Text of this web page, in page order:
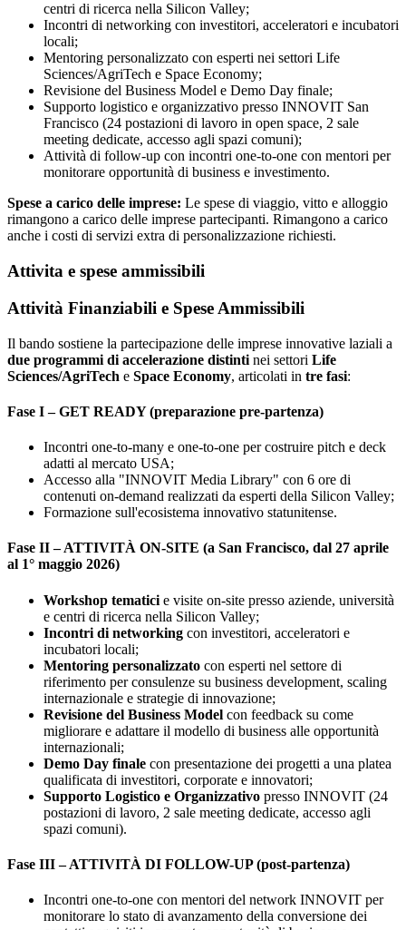
centri di ricerca nella Silicon Valley;
Incontri di networking con investitori, acceleratori e incubatori
locali;
Mentoring personalizzato con esperti nei settori Life
Sciences/AgriTech e Space Economy;
Revisione del Business Model e Demo Day finale;
Supporto logistico e organizzativo presso INNOVIT San
Francisco (24 postazioni di lavoro in open space, 2 sale
meeting dedicate, accesso agli spazi comuni);
Attività di follow-up con incontri one-to-one con mentori per
monitorare opportunità di business e investimento.
Spese a carico delle imprese: Le spese di viaggio, vitto e alloggio
rimangono a carico delle imprese partecipanti. Rimangono a carico
anche i costi di servizi extra di personalizzazione richiesti.
Attivita e spese ammissibili
Attività Finanziabili e Spese Ammissibili
Il bando sostiene la partecipazione delle imprese innovative laziali a
due programmi di accelerazione distinti nei settori Life
Sciences/AgriTech e Space Economy, articolati in tre fasi:
Fase I – GET READY (preparazione pre-partenza)
Incontri one-to-many e one-to-one per costruire pitch e deck
adatti al mercato USA;
Accesso alla "INNOVIT Media Library" con 6 ore di
contenuti on-demand realizzati da esperti della Silicon Valley;
Formazione sull'ecosistema innovativo statunitense.
Fase II – ATTIVITÀ ON-SITE (a San Francisco, dal 27 aprile
al 1° maggio 2026)
Workshop tematici e visite on-site presso aziende, università
e centri di ricerca nella Silicon Valley;
Incontri di networking con investitori, acceleratori e
incubatori locali;
Mentoring personalizzato con esperti nel settore di
riferimento per consulenze su business development, scaling
internazionale e strategie di innovazione;
Revisione del Business Model con feedback su come
migliorare e adattare il modello di business alle opportunità
internazionali;
Demo Day finale con presentazione dei progetti a una platea
qualificata di investitori, corporate e innovatori;
Supporto Logistico e Organizzativo presso INNOVIT (24
postazioni di lavoro, 2 sale meeting dedicate, accesso agli
spazi comuni).
Fase III – ATTIVITÀ DI FOLLOW-UP (post-partenza)
Incontri one-to-one con mentori del network INNOVIT per
monitorare lo stato di avanzamento della conversione dei